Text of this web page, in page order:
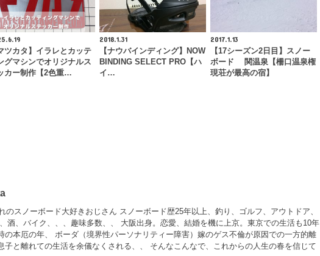
ツカタ】イラレとカッテ
グマシンでオリジナルス
カー制作【2色重…
2018.1.31
【ナウバインディング】NOW
BINDING SELECT PRO【ハ
イ…
2017.1.13
【17シーズン2日目】スノー
ボード 関温泉【柵口温泉権
現荘が最高の宿】
のスノーボード大好きおじさん スノーボード歴25年以上、釣り、ゴルフ、アウトドア、
酒、バイク、、、趣味多数、、 大阪出身。恋愛、結婚を機に上京。東京での生活も10年
の本厄の年、 ボーダ（境界性パーソナリティー障害）嫁のゲス不倫が原因での一方的離
子と離れての生活を余儀なくされる、、 そんなこんなで、これからの人生の春を信じて